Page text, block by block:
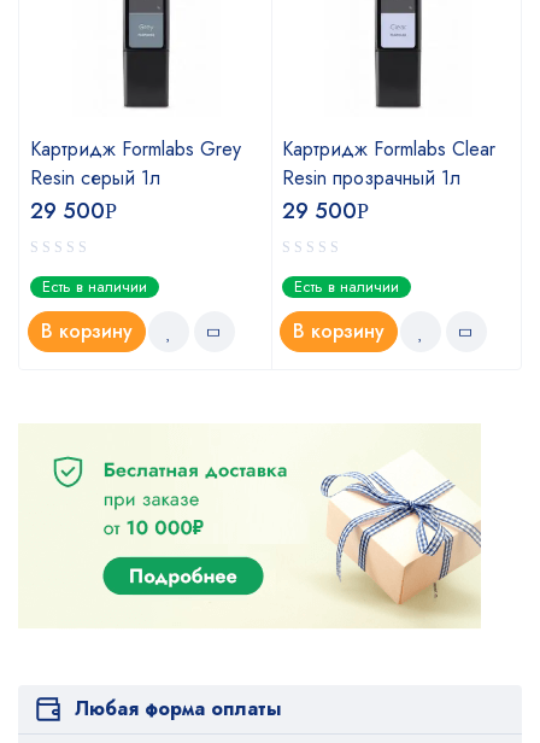
Картридж Formlabs Grey
Resin серый 1л
29 500Р
Есть в наличии
В корзину
Картридж Formlabs Clear
Resin прозрачный 1л
29 500Р
Есть в наличии
В корзину
Любая форма оплаты